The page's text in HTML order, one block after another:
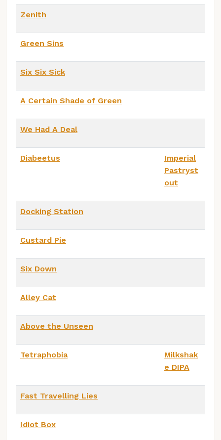
Zenith
Green Sins
Six Six Sick
A Certain Shade of Green
We Had A Deal
Diabeetus
Imperial
Pastryst
out
Docking Station
Custard Pie
Six Down
Alley Cat
Above the Unseen
Tetraphobia
Milkshak
e DIPA
Fast Travelling Lies
Idiot Box